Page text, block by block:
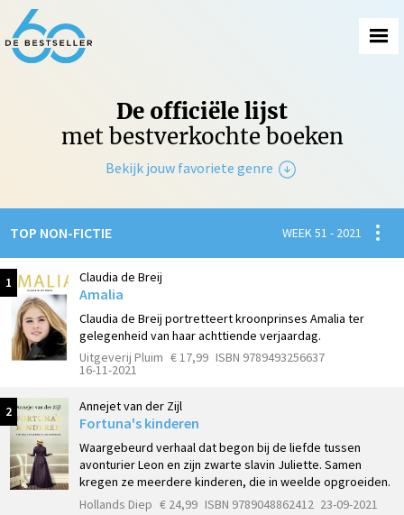
De officiële lijst
met bestverkochte boeken
Bekijk jouw favoriete genre
Fictie
TOP NON-FICTIE WEEK 51 - 2021
1 Claudia de Breij
Amalia
Claudia de Breij portretteert kroonprinses Amalia ter
gelegenheid van haar achttiende verjaardag.
Uitgeverij Pluim € 17,99 ISBN 9789493256637
16-11-2021
2 Annejet van der Zijl
Fortuna's kinderen
Waargebeurd verhaal dat begon bij de liefde tussen
avonturier Leon en zijn zwarte slavin Juliette. Samen
kregen ze meerdere kinderen, die in weelde opgroeiden.
Hollands Diep € 24,99 ISBN 9789048862412 23-09-2021